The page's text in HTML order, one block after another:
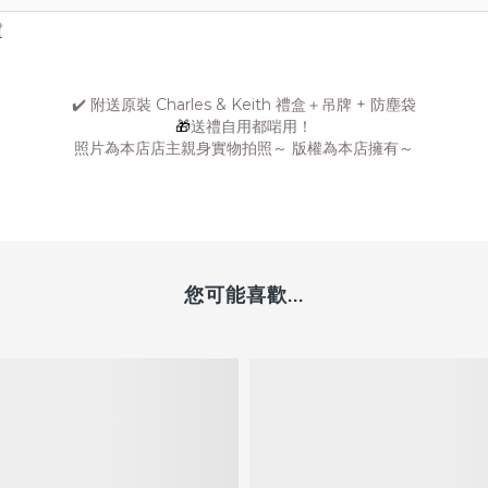
✔️ 附送原裝 Charles & Keith 禮盒＋吊牌 + 防塵袋
🎁送禮自用都啱用！
照片為本店店主親身實物拍照～ 版權為本店擁有～
您可能喜歡...